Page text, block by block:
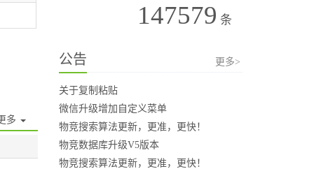
多
147579 条
公告 更多>
关于复制粘贴
微信升级增加自定义菜单
物竞搜索算法更新，更准，更快！
物竞数据库升级V5版本
物竞搜索算法更新，更准，更快！